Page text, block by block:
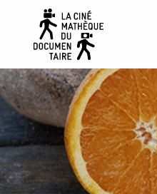
contenu
principal